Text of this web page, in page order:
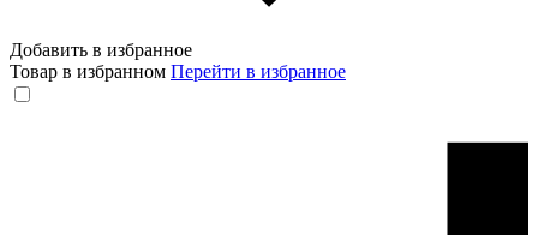
Добавить в избранное
Товар в избранном Перейти в избранное